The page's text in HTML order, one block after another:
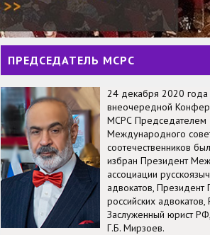
ПРЕДСЕДАТЕЛЬ МСРС
24 декабря 2020 года
внеочередной
МСРС Председателем
Международного
соотечественников
избран Президент
ассоциации
адвокатов, Президент
российских
Заслуженный юрист
Г.Б. Мирзоев.